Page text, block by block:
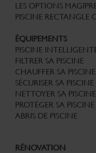
LES OPTIONS
PISCINE RECTANGLE
ÉQUIPEMENTS
PISCINE
FILTRER SA PISCINE
CHAUFFER SA PISCINE
SÉCURISER SA PISCINE
NETTOYER SA PISCINE
PROTÉGER SA PISCINE
ABRIS DE PISCINE
RÉNOVATION